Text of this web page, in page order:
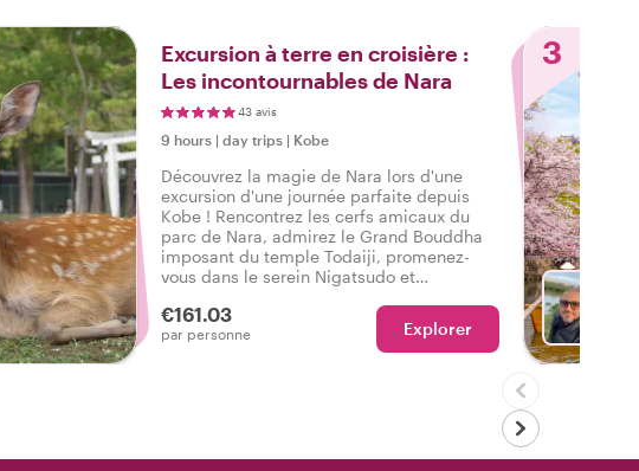
Excursion à terre en croisière :
Les incontournables de Nara
43 avis
9 hours | day trips | Kobe
Découvrez la magie de Nara lors d'une
excursion d'une journée parfaite depuis
Kobe ! Rencontrez les cerfs amicaux du
parc de Nara, admirez le Grand Bouddha
imposant du temple Todaiji, promenez-
vous dans le serein Nigatsudo et
Taisha.
€161.03
par personne Explorer
3